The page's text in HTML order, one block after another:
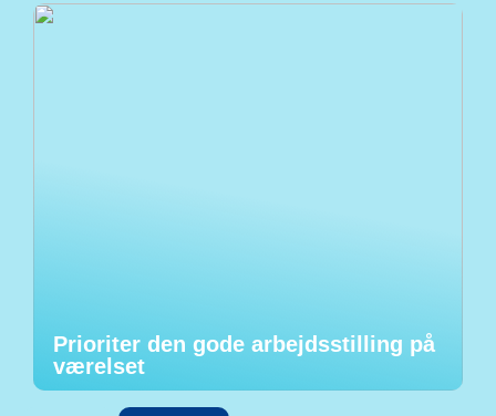
Prioriter den gode arbejdsstilling på
værelset